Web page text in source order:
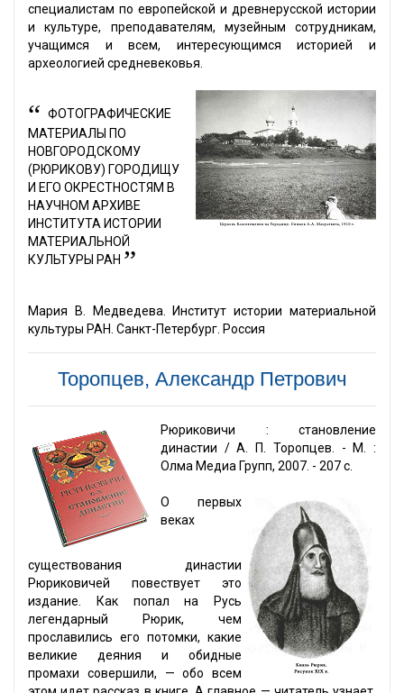
специалистам по европейской и древнерусской истории
и культуре, преподавателям, музейным сотрудникам,
учащимся и всем, интересующимся историей и
археологией средневековья.
“ ФОТОГРАФИЧЕСКИЕ
МАТЕРИАЛЫ ПО
НОВГОРОДСКОМУ
(РЮРИКОВУ) ГОРОДИЩУ
И ЕГО ОКРЕСТНОСТЯМ В
НАУЧНОМ АРХИВЕ
ИНСТИТУТА ИСТОРИИ
МАТЕРИАЛЬНОЙ
КУЛЬТУРЫ РАН ”
Мария В. Медведева. Институт истории материальной
культуры РАН. Санкт-Петербург. Россия
Торопцев, Александр Петрович
Рюриковичи : становление
династии / А. П. Торопцев. - М. :
Олма Медиа Групп, 2007. - 207 с.
О первых
веках
существования династии
Рюриковичей повествует это
издание. Как попал на Русь
легендарный Рюрик, чем
прославились его потомки, какие
великие деяния и обидные
промахи совершили, — обо всем